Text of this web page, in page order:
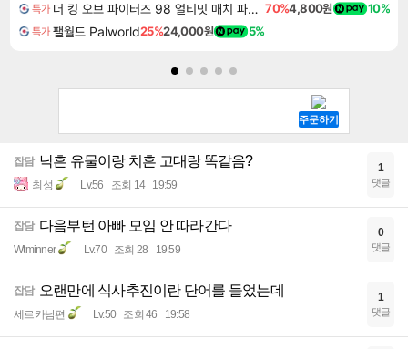
특가 더 킹 오브 파이터즈 98 얼티밋 매치 파이널 에디션 THE KING OF FIGHTERS 98 ULTIMATE MATCH FINAL EDITION 70%4,800원 10%
특가 팰월드 Palworld25%24,000원 5%
잡담 낙흔 유물이랑 치흔 고대랑 똑같음?
최성 Lv.56 조회 14 19:59
1
댓글
잡담 다음부턴 아빠 모임 안 따라간다
Wtminner Lv.70 조회 28 19:59
0
댓글
잡담 오랜만에 식사추진이란 단어를 들었는데
세르카남편 Lv.50 조회 46 19:58
1
댓글